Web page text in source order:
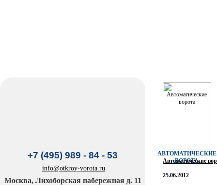
+7 (495) 989 - 84 - 53
info@otkroy-vorota.ru
Москва, Лихоборская набережная д. 11
АВТОМАТИЧЕСКИЕ
ВОРОТА
Автоматические
25.06.2012